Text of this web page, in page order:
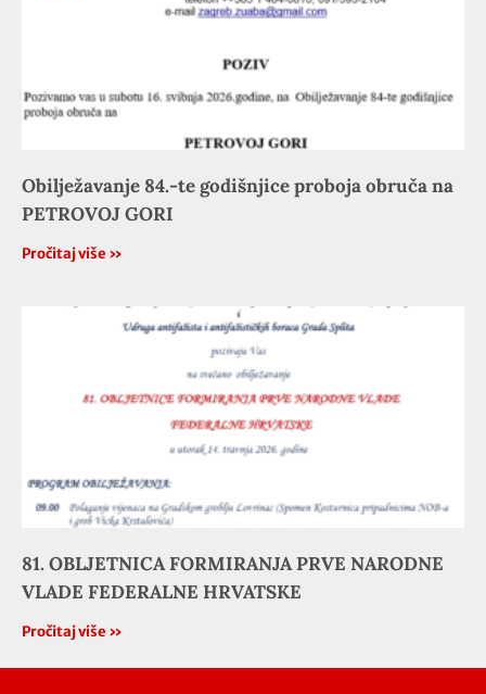
Obilježavanje 84.-te godišnjice proboja obruča na
PETROVOJ GORI
Pročitaj više »
81. OBLJETNICA FORMIRANJA PRVE NARODNE
VLADE FEDERALNE HRVATSKE
Pročitaj više »